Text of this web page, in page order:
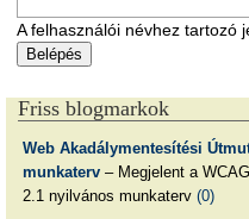
A felhasználói névhez tartozó
Friss blogmarkok
Web Akadálymentesítési
munkaterv– Megjelent a
2.1 nyilvános munkaterv (0)